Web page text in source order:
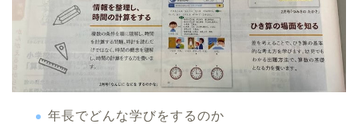
年長でどんな学びをするのか